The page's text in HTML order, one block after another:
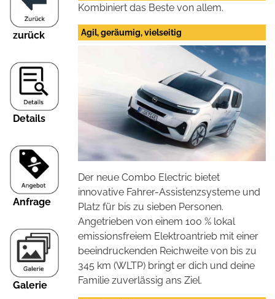
zurück
Details
Anfrage
Galerie
Kombiniert das Beste von allem.
Agil, geräumig, vielseitig
Der neue Combo Electric bietet
innovative Fahrer-Assistenzsysteme und
Platz für bis zu sieben Personen.
Angetrieben von einem 100 % lokal
emissionsfreiem Elektroantrieb mit einer
beeindruckenden Reichweite von bis zu
345 km (WLTP) bringt er dich und deine
Familie zuverlässig ans Ziel.